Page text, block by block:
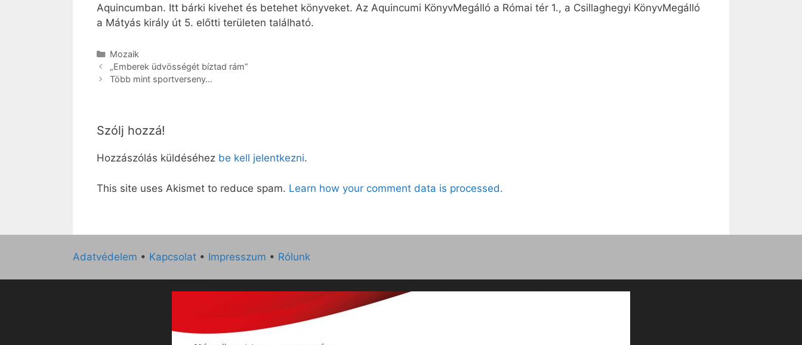
Aquincumban. Itt bárki kivehet és betehet könyveket. Az Aquincumi KönyvMegálló a Római tér 1., a Csillaghegyi KönyvMegálló
a Mátyás király út 5. előtti területen található.
Kategória
Mozaik
„Emberek üdvösségét bíztad rám”
Több mint sportverseny…
Szólj hozzá!
Hozzászólás küldéséhez be kell jelentkezni.
This site uses Akismet to reduce spam. Learn how your comment data is processed.
Adatvédelem • Kapcsolat • Impresszum • Rólunk